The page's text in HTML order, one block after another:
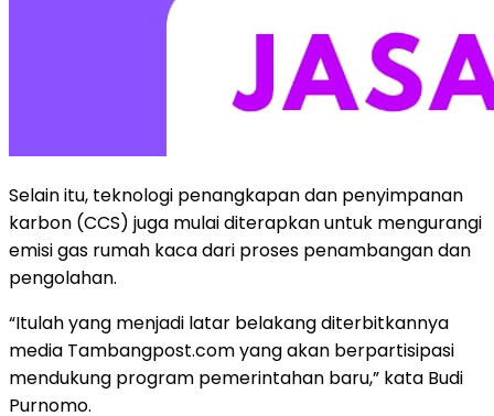
Selain itu, teknologi penangkapan dan penyimpanan
karbon (CCS) juga mulai diterapkan untuk mengurangi
emisi gas rumah kaca dari proses penambangan dan
pengolahan.
“Itulah yang menjadi latar belakang diterbitkannya
media Tambangpost.com yang akan berpartisipasi
mendukung program pemerintahan baru,” kata Budi
Purnomo.